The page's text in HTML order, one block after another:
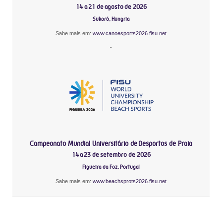
14 a 21 de agosto de 2026
Sukoró, Hungria
Sabe mais em: www.canoesports2026.fisu.net
-
Campeonato Mundial Universitário de Desportos de Praia
14 a 23 de setembro de 2026
Figueira da Foz, Portugal
Sabe mais em: www.beachsprots2026.fisu.net